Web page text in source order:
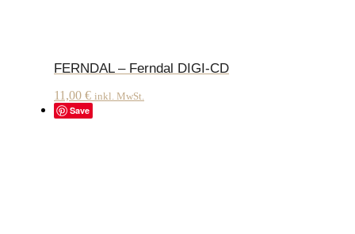
FERNDAL – Ferndal DIGI-CD
11,00 € inkl. MwSt.
Save